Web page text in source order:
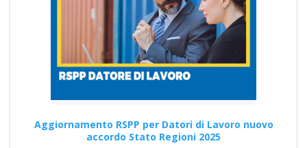
Quali sono le
differenze tra un
RSPP a basso rischio
e un RSPP medio
rischio in termini di
formazione?
Aggiornamento lavoratori:
Aggiornamento RSPP per Datori di Lavoro nuovo
accordo Stato Regioni 2025